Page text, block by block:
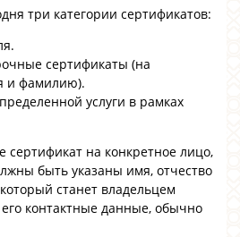
три категории сертификатов:
сертификаты (на
и фамилию).
услуги в рамках
сертификат на конкретное лицо,
быть указаны имя, отчество
станет владельцем
контактные данные, обычно